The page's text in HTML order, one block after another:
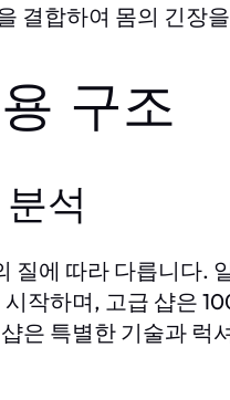
결합하여 몸의 긴장
구조
석
질에 따라 다릅니다.
작하며, 고급 샵은
은 특별한 기술과